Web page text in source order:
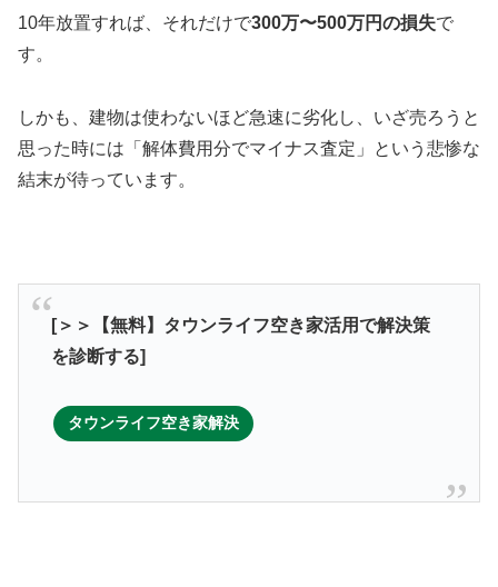
10年放置すれば、それだけで300万〜500万円の損失で
す。
しかも、建物は使わないほど急速に劣化し、いざ売ろうと
思った時には「解体費用分でマイナス査定」という悲惨な
結末が待っています。
[＞＞【無料】タウンライフ空き家活用で解決策
を診断する]
タウンライフ空き家解決